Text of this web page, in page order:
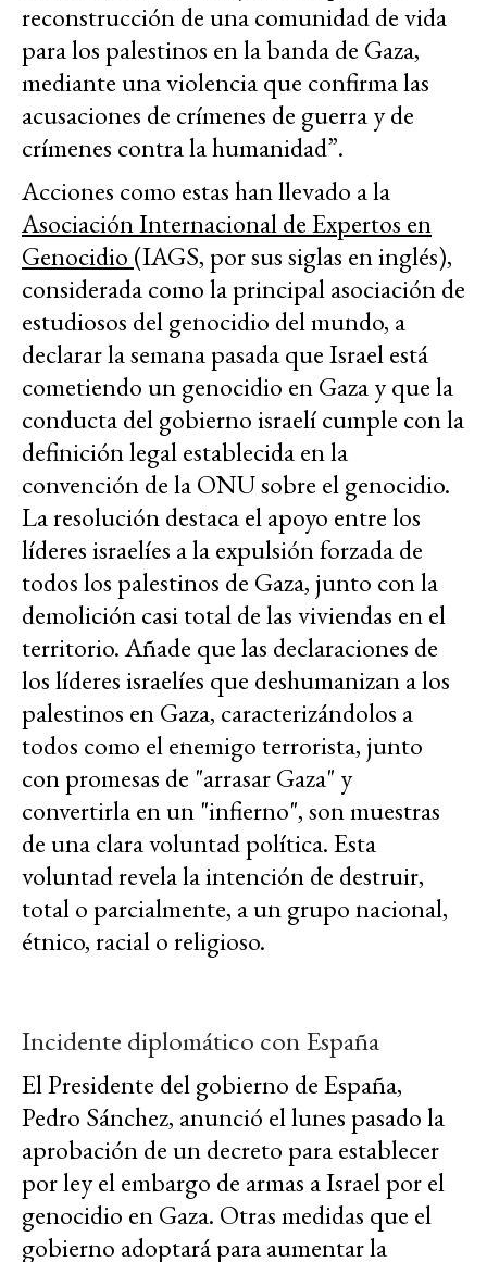
reconstrucción de una comunidad de vida
para los palestinos en la banda de Gaza,
mediante una violencia que confirma las
acusaciones de crímenes de guerra y de
crímenes contra la humanidad”.
Acciones como estas han llevado a la
Asociación Internacional de Expertos en
Genocidio (IAGS, por sus siglas en inglés),
considerada como la principal asociación de
estudiosos del genocidio del mundo, a
declarar la semana pasada que Israel está
cometiendo un genocidio en Gaza y que la
conducta del gobierno israelí cumple con la
definición legal establecida en la
convención de la ONU sobre el genocidio.
La resolución destaca el apoyo entre los
líderes israelíes a la expulsión forzada de
todos los palestinos de Gaza, junto con la
demolición casi total de las viviendas en el
territorio. Añade que las declaraciones de
los líderes israelíes que deshumanizan a los
palestinos en Gaza, caracterizándolos a
todos como el enemigo terrorista, junto
con promesas de "arrasar Gaza" y
convertirla en un "infierno", son muestras
de una clara voluntad política. Esta
voluntad revela la intención de destruir,
total o parcialmente, a un grupo nacional,
étnico, racial o religioso.
Incidente diplomático con España
El Presidente del gobierno de España,
Pedro Sánchez, anunció el lunes pasado la
aprobación de un decreto para establecer
por ley el embargo de armas a Israel por el
genocidio en Gaza. Otras medidas que el
gobierno adoptará para aumentar la